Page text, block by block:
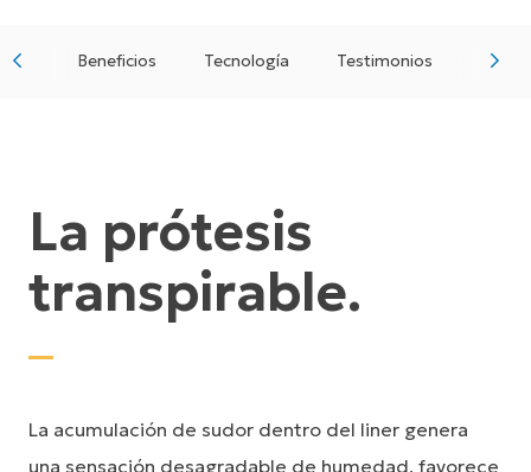
Beneficios Tecnología Testimonios
La prótesis
transpirable.
La acumulación de sudor dentro del liner genera
una sensación desagradable de humedad, favorece